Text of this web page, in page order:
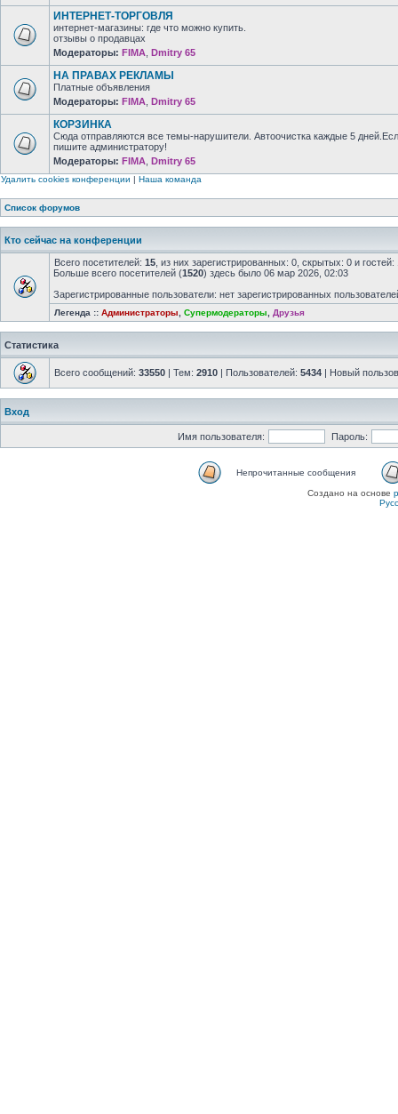
ИНТЕРНЕТ-ТОРГОВЛЯ
интернет-магазины: где что можно купить.
отзывы о продавцах
Модераторы: FIMA Dmitry 65
НА ПРАВАХ РЕКЛАМЫ
Платные объявления
Модераторы: FIMA Dmitry 65
КОРЗИНКА
Сюда отправляются все темы-нарушители. Автоочистка каждые 5
пишите администратору!
Модераторы: FIMA Dmitry 65
Удалить cookies конференции | Наша команда
Список форумов
Кто сейчас на конференции
Всего посетителей: 15 , из них зарегистрированных: 0, скрытых: 0 и
Больше всего посетителей (1520) здесь было 06 мар 2026, 02:03
Зарегистрированные пользователи: нет зарегистрированных
Легенда :: Администраторы Супермодераторы Друзья
Статистика
Всего сообщений: 33550 | Тем: 2910 | Пользователей: 5434 | Новый
Вход
Имя пользователя: Пароль:
Непрочитанные сообщения
Создано на основе